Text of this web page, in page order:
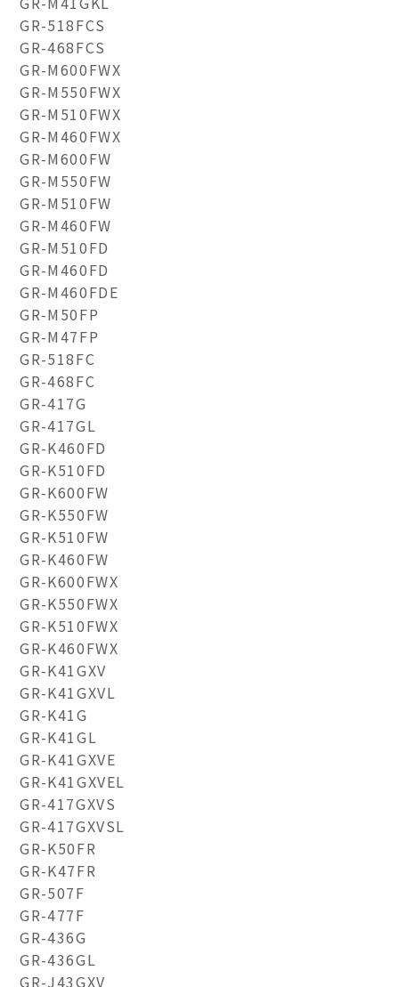
GR-518FCS
GR-468FCS
GR-M600FWX
GR-M550FWX
GR-M510FWX
GR-M460FWX
GR-M600FW
GR-M550FW
GR-M510FW
GR-M460FW
GR-M510FD
GR-M460FD
GR-M460FDE
GR-M50FP
GR-M47FP
GR-518FC
GR-468FC
GR-417G
GR-417GL
GR-K460FD
GR-K510FD
GR-K600FW
GR-K550FW
GR-K510FW
GR-K460FW
GR-K600FWX
GR-K550FWX
GR-K510FWX
GR-K460FWX
GR-K41GXV
GR-K41GXVL
GR-K41G
GR-K41GL
GR-K41GXVE
GR-K41GXVEL
GR-417GXVS
GR-417GXVSL
GR-K50FR
GR-K47FR
GR-507F
GR-477F
GR-436G
GR-436GL
GR-J43GXV